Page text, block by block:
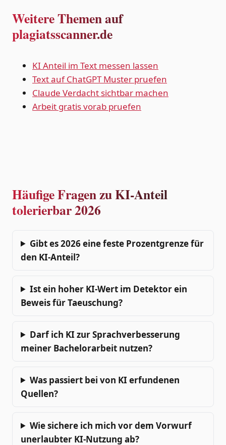
Weitere Themen auf
plagiatsscanner.de
KI Anteil im Text messen lassen
Text auf ChatGPT Muster pruefen
Claude Verdacht sichtbar machen
Arbeit gratis vorab pruefen
Häufige Fragen zu KI-Anteil
tolerierbar 2026
Gibt es 2026 eine feste Prozentgrenze für
den KI-Anteil?
Ist ein hoher KI-Wert im Detektor ein
Beweis für Taeuschung?
Darf ich KI zur Sprachverbesserung
meiner Bachelorarbeit nutzen?
Was passiert bei von KI erfundenen
Quellen?
Wie sichere ich mich vor dem Vorwurf
unerlaubter KI-Nutzung ab?